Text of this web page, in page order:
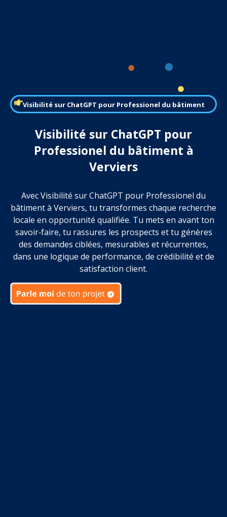
Visibilité sur ChatGPT pour Professionel du bâtiment
Visibilité sur ChatGPT pour
Professionel du bâtiment à
Verviers
Avec Visibilité sur ChatGPT pour Professionel du
bâtiment à Verviers, tu transformes chaque recherche
locale en opportunité qualifiée. Tu mets en avant ton
savoir‑faire, tu rassures les prospects et tu génères
des demandes ciblées, mesurables et récurrentes,
dans une logique de performance, de crédibilité et de
satisfaction client.